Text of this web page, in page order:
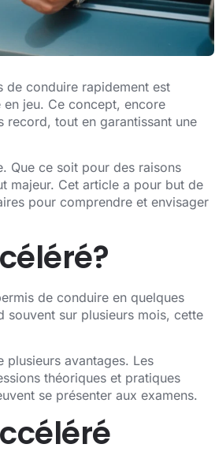
de conduire rapidement est
en jeu. Ce concept, encore
record, tout en garantissant une
Que ce soit pour des raisons
majeur. Cet article a pour but de
pour comprendre et envisager
de conduire en quelques
souvent sur plusieurs mois, cette
plusieurs avantages. Les
théoriques et pratiques
se présenter aux examens.